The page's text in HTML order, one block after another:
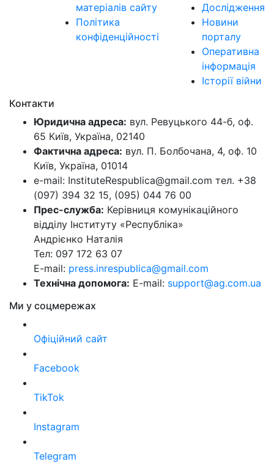
матеріалів сайту
Політика
конфіденційності
Дослідження
Новини
порталу
Оперативна
інформація
Історії війни
Контакти
Юридична адреса: вул. Ревуцького 44-б, оф.
65 Київ, Україна, 02140
Фактична адреса: вул. П. Болбочана, 4, оф. 10
Київ, Україна, 01014
e-mail: InstituteRespublica@gmail.com тел. +38
(097) 394 32 15, (095) 044 76 00
Прес-служба: Керівниця комунікаційного
відділу Інституту «Республіка»
Андрієнко Наталія
Тел: 097 172 63 07
E-mail: press.inrespublica@gmail.com
Технічна допомога: E-mail: support@ag.com.ua
Ми у соцмережах
Офіційний сайт
Facebook
TikTok
Instagram
Telegram